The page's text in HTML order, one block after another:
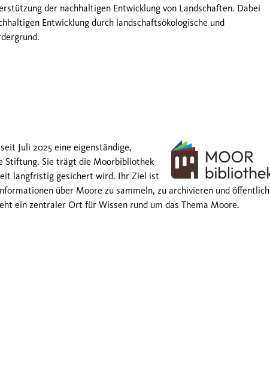
der nachhaltigen Entwicklung von Landschaften. Dabei
Entwicklung durch landschaftsökologische und
Juli 2025 eine eigenständige,
Stiftung. Sie trägt die Moorbibliothek
langfristig gesichert wird. Ihr Ziel ist
über Moore zu sammeln, zu archivieren und öffentlich
ein zentraler Ort für Wissen rund um das Thema Moore.